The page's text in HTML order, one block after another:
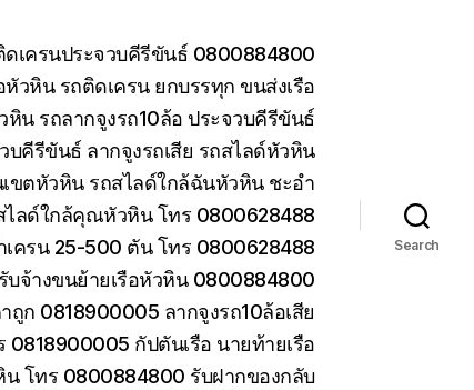
เครนประจวบคีรีขันธ์ 0800884800
หัวหิน รถติดเครน ยกบรรทุก ขนส่งเรือ
หิน รถลากจูงรถ10ล้อ ประจวบคีรีขันธ์
บคีรีขันธ์ ลากจูงรถเสีย รถสไลด์หัวหิน
เขตหัวหิน รถสไลด์ใกล้ฉันหัวหิน ชะอำ
ไลด์ใกล้คุณหัวหิน โทร 0800628488
เครน 25-500 ตัน โทร 0800628488
บจ้างขนย้ายเรือหัวหิน 0800884800
ถูก 0818900005 ลากจูงรถ10ล้อเสีย
0818900005 กัปตันเรือ นายท้ายเรือ
น โทร 0800884800 รับฝากของกลับ
Search